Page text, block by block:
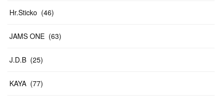
Hr.Sticko (46)
JAMS ONE (63)
J.D.B (25)
KAYA (77)